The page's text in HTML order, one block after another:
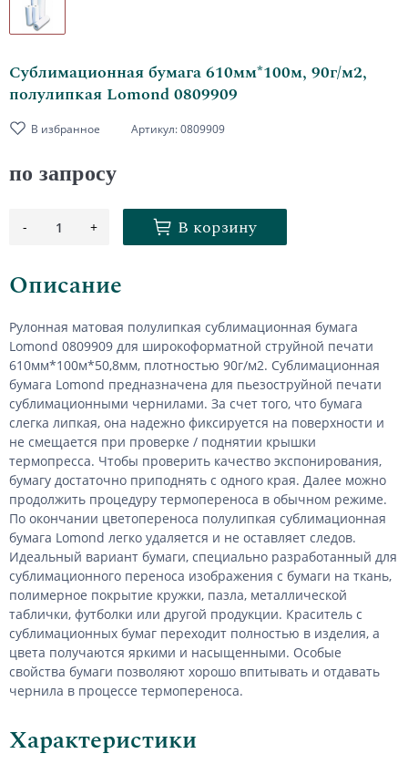
Сублимационная бумага 610мм*100м, 90г/м2,
полулипкая Lomond 0809909
В избранное Артикул:0809909
по запросу
- 1 + В корзину
Описание
Рулонная матовая полулипкая сублимационная бумага
Lomond 0809909 для широкоформатной струйной печати
610мм*100м*50,8мм, плотностью 90г/м2. Сублимационная
бумага Lomond предназначена для пьезоструйной печати
сублимационными чернилами. За счет того, что бумага
слегка липкая, она надежно фиксируется на поверхности и
не смещается при проверке / поднятии крышки
термопресса. Чтобы проверить качество экспонирования,
бумагу достаточно приподнять с одного края. Далее можно
продолжить процедуру термопереноса в обычном режиме.
По окончании цветопереноса полулипкая сублимационная
бумага Lomond легко удаляется и не оставляет следов.
Идеальный вариант бумаги, специально разработанный для
сублимационного переноса изображения с бумаги на ткань,
полимерное покрытие кружки, пазла, металлической
таблички, футболки или другой продукции. Краситель с
сублимационных бумаг переходит полностью в изделия, а
цвета получаются яркими и насыщенными. Особые
свойства бумаги позволяют хорошо впитывать и отдавать
чернила в процессе термопереноса.
Характеристики